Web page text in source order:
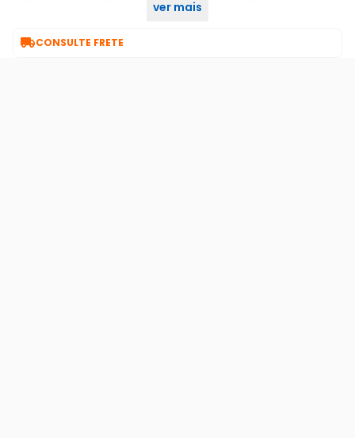
ver mais
CONSULTE FRETE